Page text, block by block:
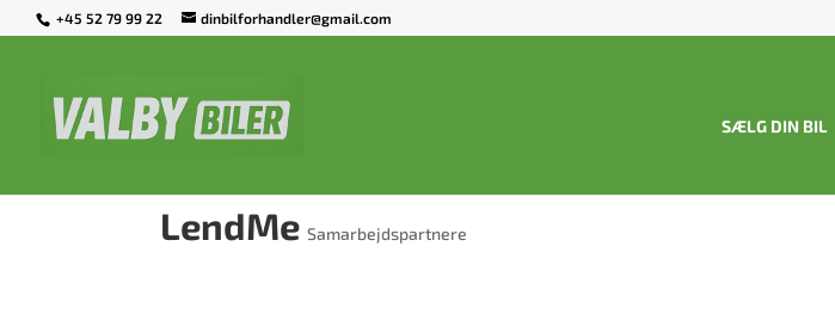
+45 52 79 99 22 dinbilforhandler@gmail.com
SÆLG DIN BIL
LendMe Samarbejdspartnere